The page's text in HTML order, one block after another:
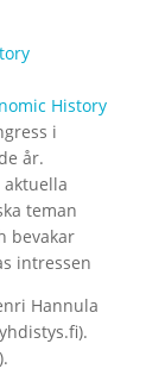
History
i
år.
teman
bevakar
intressen
Hannula